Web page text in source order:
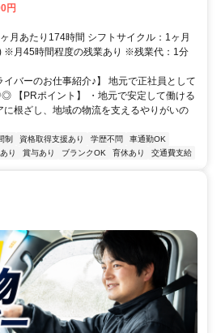
円
月あたり174時間 シフトサイクル：1ヶ月
※月45時間程度の残業あり ※残業代：1分
バーのお仕事紹介♪】 地元で正社員として
【PRポイント】 ・地元で安定して働ける
根ざし、地域の物流を支えるやりがいの
制 資格取得支援あり 学歴不問
車通勤OK
り 賞与あり ブランクOK 育休あり 交通費支給